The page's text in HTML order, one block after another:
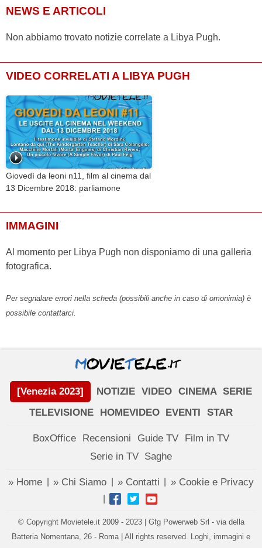
NEWS E ARTICOLI
Non abbiamo trovato notizie correlate a Libya Pugh.
VIDEO CORRELATI A LIBYA PUGH
Giovedì da leoni n11, film al cinema dal
13 Dicembre 2018: parliamone
IMMAGINI
Al momento per Libya Pugh non disponiamo di una galleria
fotografica.
Per segnalare errori nella scheda (possibili anche in caso di omonimia) è
possibile contattarci.
[Venezia 2023] NOTIZIE VIDEO CINEMA SERIE
TELEVISIONE
HOMEVIDEO EVENTI STAR
BoxOffice Recensioni Guide TV
Film in TV
Serie in TV Saghe
» Home » Chi Siamo » Contatti » Cookie e Privacy
© Copyright Movietele.it 2009 - 2023 | Gfg Powerweb Srl - via della
Batteria Nomentana, 26 - Roma | All rights reserved. Loghi, immagini e